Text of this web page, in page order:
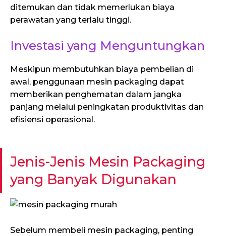
ditemukan dan tidak memerlukan biaya
perawatan yang terlalu tinggi.
Investasi yang Menguntungkan
Meskipun membutuhkan biaya pembelian di
awal, penggunaan mesin packaging dapat
memberikan penghematan dalam jangka
panjang melalui peningkatan produktivitas dan
efisiensi operasional.
Jenis-Jenis Mesin Packaging
yang Banyak Digunakan
Sebelum membeli mesin packaging, penting